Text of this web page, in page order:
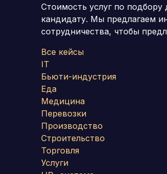
Стоимость услуг по подбору
кандидату. Мы предлагаем
сотрудничества, чтобы
Все кейсы
IT
Бьюти-индустрия
Еда
Медицина
Перевозки
Производство
Строительство
Торговля
Услуги